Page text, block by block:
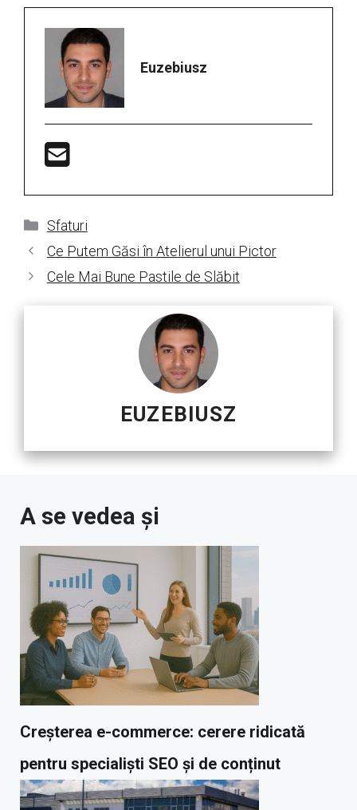
Euzebiusz
Categorii
Sfaturi
Ce Putem Găsi în Atelierul unui Pictor
Cele Mai Bune Pastile de Slăbit
EUZEBIUSZ
A se vedea și
Creșterea e-commerce: cerere ridicată
pentru specialiști SEO și de conținut